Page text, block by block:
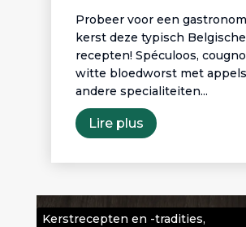
Probeer voor een
kerst deze typisch Belgische
recepten! Spéculoos,
witte bloedworst met
andere specialiteiten...
Lire plus
Kerstrecepten en -tradities,